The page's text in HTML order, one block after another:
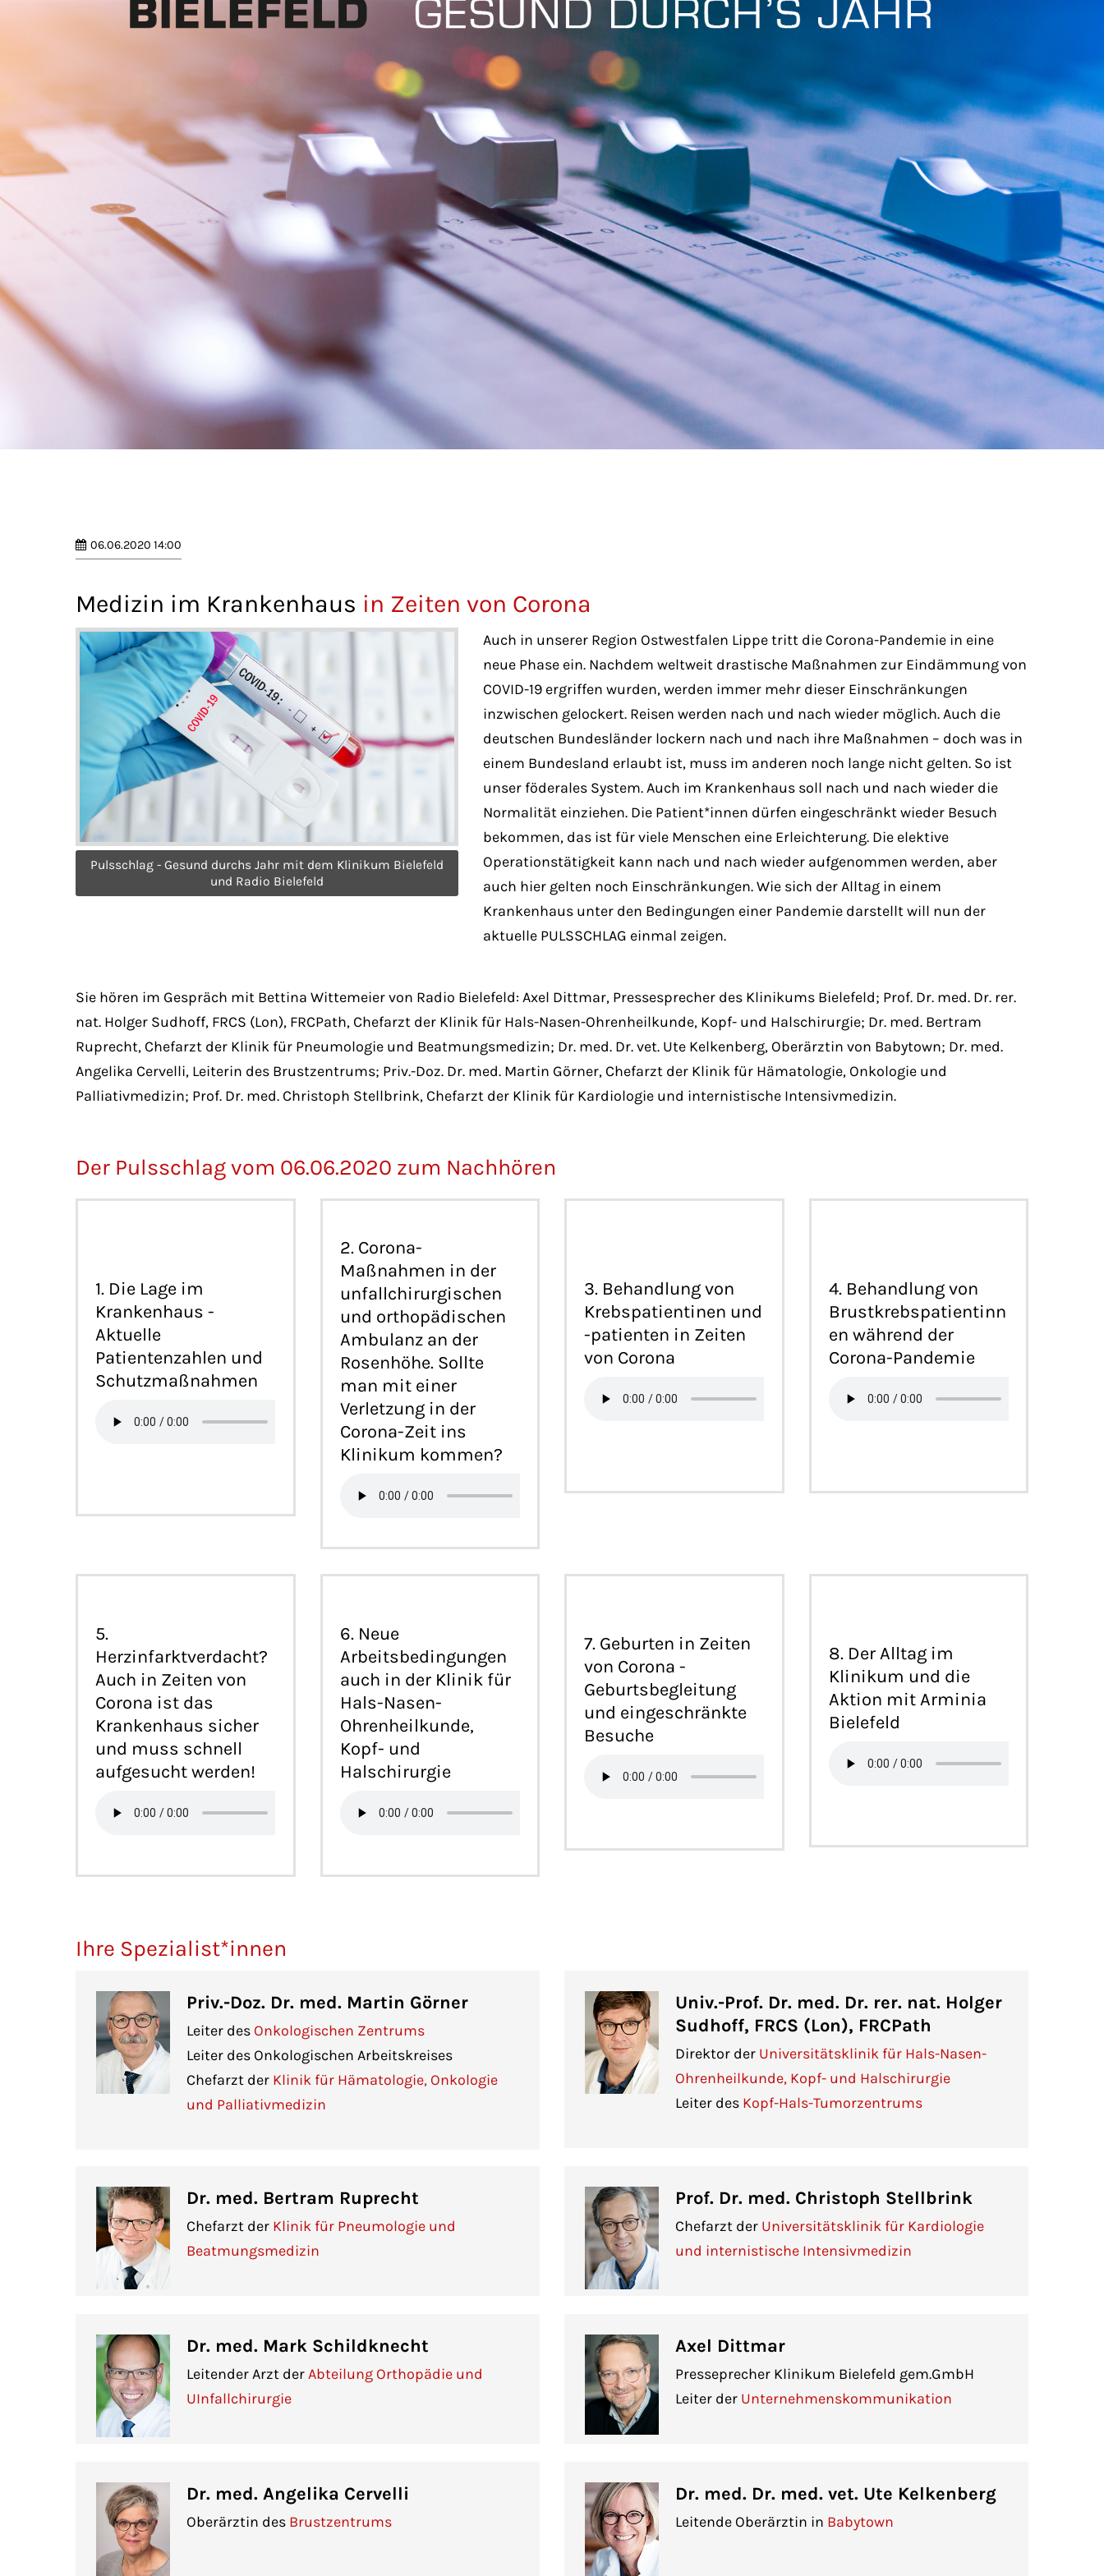
Mon - Fri 8:00am - 5:00pm
(GMT +1)
06.06.2020 14:00
Medizin im Krankenhaus in Zeiten von Corona
Pulsschlag - Gesund durchs Jahr mit dem Klinikum Bielefeld
und Radio Bielefeld
Auch in unserer Region Ostwestfalen Lippe tritt die Corona-Pandemie in eine
neue Phase ein. Nachdem weltweit drastische Maßnahmen zur Eindämmung von
COVID-19 ergriffen wurden, werden immer mehr dieser Einschränkungen
inzwischen gelockert. Reisen werden nach und nach wieder möglich. Auch die
deutschen Bundesländer lockern nach und nach ihre Maßnahmen – doch was in
einem Bundesland erlaubt ist, muss im anderen noch lange nicht gelten. So ist
unser föderales System. Auch im Krankenhaus soll nach und nach wieder die
Normalität einziehen. Die Patient*innen dürfen eingeschränkt wieder Besuch
bekommen, das ist für viele Menschen eine Erleichterung. Die elektive
Operationstätigkeit kann nach und nach wieder aufgenommen werden, aber
auch hier gelten noch Einschränkungen. Wie sich der Alltag in einem
Krankenhaus unter den Bedingungen einer Pandemie darstellt will nun der
aktuelle PULSSCHLAG einmal zeigen.
Sie hören im Gespräch mit Bettina Wittemeier von Radio Bielefeld: Axel Dittmar, Pressesprecher des Klinikums Bielefeld; Prof. Dr. med. Dr. rer.
nat. Holger Sudhoff, FRCS (Lon), FRCPath, Chefarzt der Klinik für Hals-Nasen-Ohrenheilkunde, Kopf- und Halschirurgie; Dr. med. Bertram
Ruprecht, Chefarzt der Klinik für Pneumologie und Beatmungsmedizin; Dr. med. Dr. vet. Ute Kelkenberg, Oberärztin von Babytown; Dr. med.
Angelika Cervelli, Leiterin des Brustzentrums; Priv.-Doz. Dr. med. Martin Görner, Chefarzt der Klinik für Hämatologie, Onkologie und
Palliativmedizin; Prof. Dr. med. Christoph Stellbrink, Chefarzt der Klinik für Kardiologie und internistische Intensivmedizin.
Der Pulsschlag vom 06.06.2020 zum Nachhören
1. Die Lage im
Krankenhaus -
Aktuelle
Patientenzahlen und
Schutzmaßnahmen
2. Corona-
Maßnahmen in der
unfallchirurgischen
und orthopädischen
Ambulanz an der
Rosenhöhe. Sollte
man mit einer
Verletzung in der
Corona-Zeit ins
Klinikum kommen?
3. Behandlung von
Krebspatientinen und
-patienten in Zeiten
von Corona
4. Behandlung von
Brustkrebspatientinn
en während der
Corona-Pandemie
5.
Herzinfarktverdacht?
Auch in Zeiten von
Corona ist das
Krankenhaus sicher
und muss schnell
aufgesucht werden!
6. Neue
Arbeitsbedingungen
auch in der Klinik für
Hals-Nasen-
Ohrenheilkunde,
Kopf- und
Halschirurgie
7. Geburten in Zeiten
von Corona -
Geburtsbegleitung
und eingeschränkte
Besuche
8. Der Alltag im
Klinikum und die
Aktion mit Arminia
Bielefeld
Ihre Spezialist*innen
Priv.-Doz. Dr. med. Martin Görner
Leiter des Onkologischen Zentrums
Leiter des Onkologischen Arbeitskreises
Chefarzt der Klinik für Hämatologie, Onkologie
und Palliativmedizin
Univ.-Prof. Dr. med. Dr. rer. nat. Holger
Sudhoff, FRCS (Lon), FRCPath
Direktor der Universitätsklinik für Hals-Nasen-
Ohrenheilkunde, Kopf- und Halschirurgie
Leiter des Kopf-Hals-Tumorzentrums
Dr. med. Bertram Ruprecht
Chefarzt der Klinik für Pneumologie und
Beatmungsmedizin
Prof. Dr. med. Christoph Stellbrink
Chefarzt der Universitätsklinik für Kardiologie
und internistische Intensivmedizin
Dr. med. Mark Schildknecht
Leitender Arzt derAbteilung Orthopädie und
UInfallchirurgie
Axel Dittmar
Presseprecher Klinikum Bielefeld gem.GmbH
Leiter der Unternehmenskommunikation
Dr. med. Angelika Cervelli
Oberärztin des Brustzentrums
Dr. med. Dr. med. vet. Ute Kelkenberg
Leitende Oberärztin in Babytown